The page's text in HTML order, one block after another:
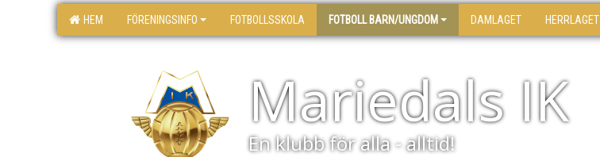
HEM FÖRENINGSINFO FOTBOLLSSKOLA FOTBOLL BARN/UNGDOM DAMLAGET HERRLAGET
Mariedals IK
En klubb för alla - alltid!